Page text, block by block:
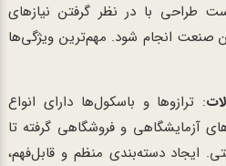
طراحی با در نظر گرفتن نیازهای
انجام شود. مهم‌ترین ویژگی‌ها
: ترازوها و باسکول‌ها دارای انواع
آزمایشگاهی و فروشگاهی گرفته تا
ایجاد دسته‌بندی منظم و قابل‌فهم،